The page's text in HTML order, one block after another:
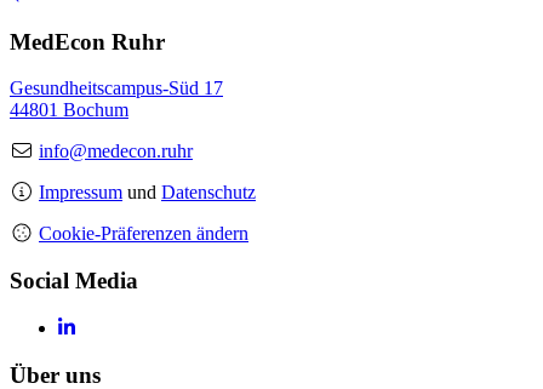
MedEcon Ruhr
Gesundheitscampus-Süd 17
44801 Bochum
info@medecon.ruhr
Impressum und Datenschutz
Cookie-Präferenzen ändern
Social Media
Über uns